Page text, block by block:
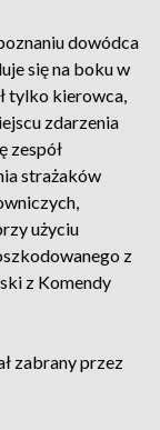
dowódca
się na boku w
tylko kierowca,
zdarzenia
zespół
strażaków
użyciu
z
z Komendy
zabrany przez